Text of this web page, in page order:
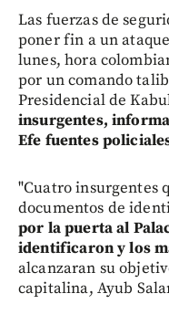
Las fuerzas de
poner fin a un
lunes, hora
por un comando
Presidencial de
insurgentes,
Efe fuentes
"Cuatro insurgentes
documentos de
por la puerta al
identificaron y los
alcanzaran su
capitalina, Ayub